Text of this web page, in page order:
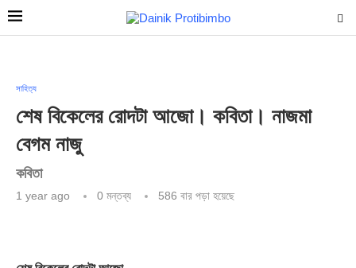
সাহিত্য
শেষ বিকেলের রোদটা আজো। কবিতা। নাজমা
বেগম নাজু
কবিতা
1 year ago 0 মন্তব্য 586 বার পড়া হয়েছে